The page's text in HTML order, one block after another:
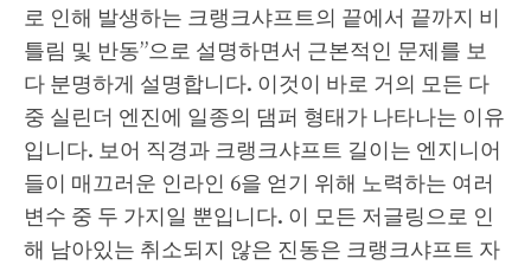
로 인해 발생하는 크랭크샤프트의 끝에서 끝까지 비
틀림 및 반동”으로 설명하면서 근본적인 문제를 보
다 분명하게 설명합니다. 이것이 바로 거의 모든 다
중 실린더 엔진에 일종의 댐퍼 형태가 나타나는 이유
입니다. 보어 직경과 크랭크샤프트 길이는 엔지니어
들이 매끄러운 인라인 6을 얻기 위해 노력하는 여러
변수 중 두 가지일 뿐입니다. 이 모든 저글링으로 인
해 남아있는 취소되지 않은 진동은 크랭크샤프트 자